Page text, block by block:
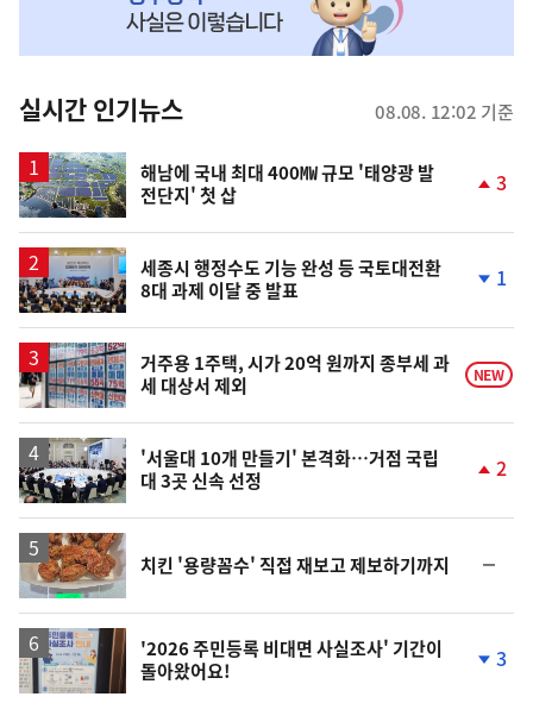
뉴
스
실시간 인기뉴스 08.08. 12:02 기준
해남에 국내 최대 400㎿ 규모 '태양광 발
전단지' 첫 삽
상
3
세종시 행정수도 기능 완성 등 국토대전환
8대 과제 이달 중 발표
하
락
1
거주용 1주택, 시가 20억 원까지 종부세 과
세 대상서 제외
NEW
'서울대 10개 만들기' 본격화…거점 국립
대 3곳 신속 선정
상
2
치킨 '용량꼼수' 직접 재보고 제보하기까지
일
'2026 주민등록 비대면 사실조사' 기간이
돌아왔어요!
3